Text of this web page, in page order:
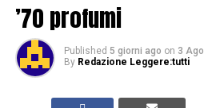
’70 profumi
Published 5 giorni ago on 3
By Redazione Leggere:tutti